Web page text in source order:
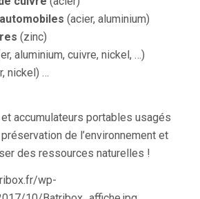
(acier, aluminium)
(zinc)
aluminium, cuivre, nickel, …)
nickel) …
accumulateurs portables usagés
de l’environnement et
des ressources naturelles !